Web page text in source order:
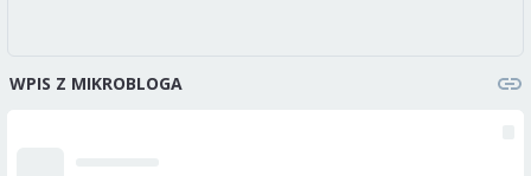
WPIS Z MIKROBLOGA